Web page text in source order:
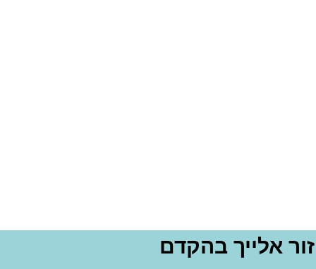
אלייך בהקדם